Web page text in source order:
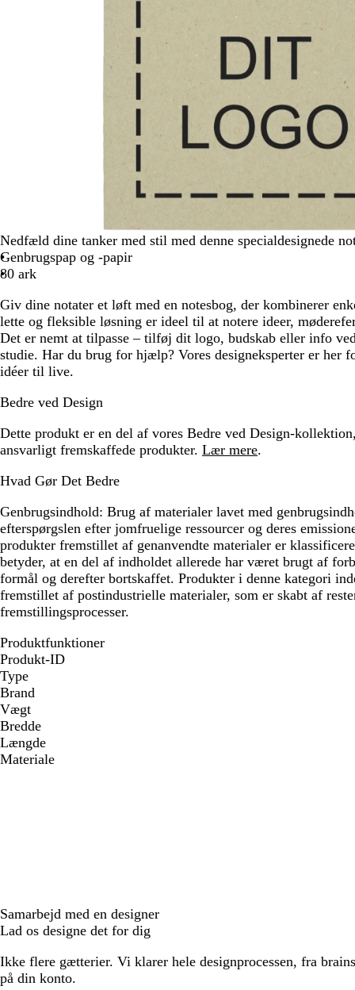
Nedfæld dine tanker med stil med denne specialdesignede
Genbrugspap og -papir
80 ark
Giv dine notater et løft med en notesbog, der kombinerer
lette og fleksible løsning er ideel til at notere ideer,
Det er nemt at tilpasse – tilføj dit logo, budskab eller info
studie. Har du brug for hjælp? Vores designeksperter er her
idéer til live.
Bedre ved Design
Dette produkt er en del af vores Bedre ved Design-
ansvarligt fremskaffede produkter. Lær mere.
Hvad Gør Det Bedre
Genbrugsindhold: Brug af materialer lavet med
efterspørgslen efter jomfruelige ressourcer og deres
produkter fremstillet af genanvendte materialer er
betyder, at en del af indholdet allerede har været brugt af
formål og derefter bortskaffet. Produkter i denne kategori
fremstillet af postindustrielle materialer, som er skabt af
fremstillingsprocesser.
Produktfunktioner
Produkt-ID
Type
Brand
Vægt
Bredde
Længde
Materiale
Samarbejd med en designer
Lad os designe det for dig
Ikke flere gætterier. Vi klarer hele designprocessen, fra
på din konto.